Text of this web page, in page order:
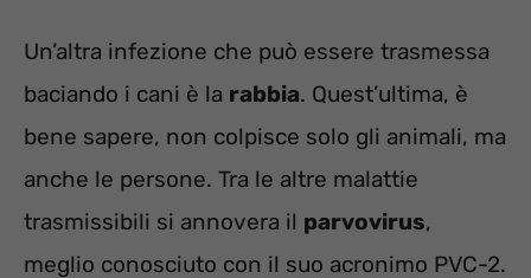
Un’altra infezione che può essere trasmessa
baciando i cani è la rabbia. Quest’ultima, è
bene sapere, non colpisce solo gli animali, ma
anche le persone. Tra le altre malattie
trasmissibili si annovera il parvovirus,
meglio conosciuto con il suo acronimo PVC-2.